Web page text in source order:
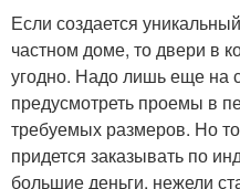
Если создается
частном доме, то двери в
угодно. Надо лишь еще на
предусмотреть проемы в
требуемых размеров. Но
придется заказывать по
большие деньги, нежели